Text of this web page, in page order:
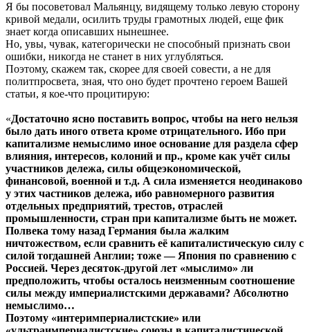
Я бы посоветовал Мальянцу, видящему только левую сторону
кривой медали, осилить труды грамотных людей, еще фик
знает когда описавших нынешнее.
Но, увы, чувак, категорически не способный признать свои
ошибки, никогда не станет в них углубляться.
Поэтому, скажем так, скорее для своей совести, а не для
политпросвета, зная, что оно будет прочтено героем Вашей
статьи, я кое-что процитирую:
«Достаточно ясно поставить вопрос, чтобы на него нельзя
было дать иного ответа кроме отрицательного. Ибо при
капитализме немыслимо иное основание для раздела сфер
влияния, интересов, колоний и пр., кроме как учёт силы
участников дележа, силы общеэкономической,
финансовой, военной и т.д. А сила изменяется неодинаково
у этих частников дележа, ибо равномерного развития
отдельных предприятий, трестов, отраслей
промышленности, стран при капитализме быть не может.
Полвека тому назад Германия была жалким
ничтожеством, если сравнить её капиталистическую силу с
силой тогдашней Англии; тоже — Япония по сравнению с
Россией. Через десяток-другой лет «мыслимо» ли
предположить, чтобы осталось неизменным соотношение
силы между империалистскими державами? Абсолютно
немыслимо…
Поэтому «интеримпериалистские» или